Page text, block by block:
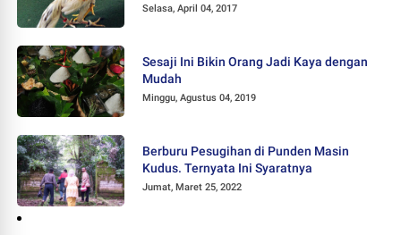
Selasa, April 04, 2017
Sesaji Ini Bikin Orang Jadi Kaya dengan
Mudah
Minggu, Agustus 04, 2019
Berburu Pesugihan di Punden Masin
Kudus. Ternyata Ini Syaratnya
Jumat, Maret 25, 2022